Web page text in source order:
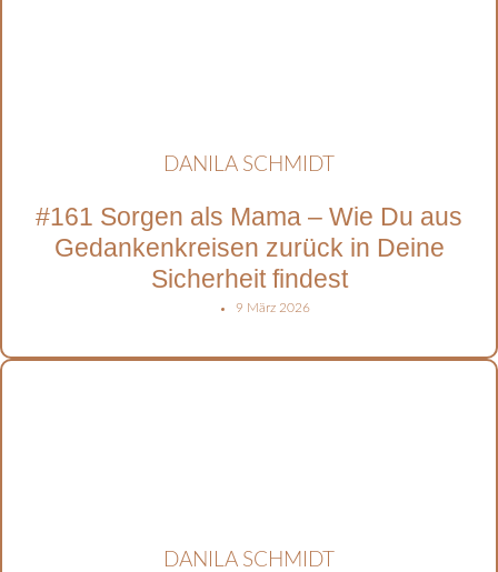
DANILA SCHMIDT
#161 Sorgen als Mama – Wie Du aus
Gedankenkreisen zurück in Deine
Sicherheit findest
9 März 2026
DANILA SCHMIDT